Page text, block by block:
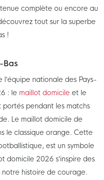
complète ou encore au
tout sur la superbe
!
Bas
nationale des Pays-
: le maillot domicile et le
portés pendant les matchs
Le maillot domicile de
le classique orange. Cette
est un symbole
domicile 2026 s’inspire des
histoire de courage.